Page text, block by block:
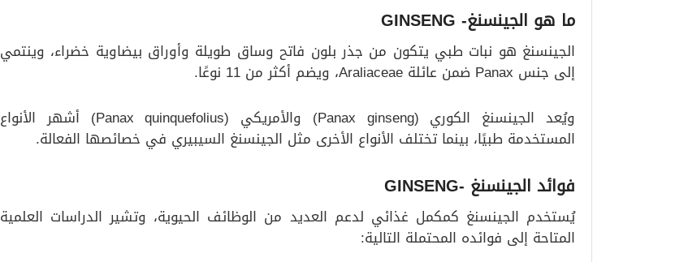
ما هو الجينسنغ- GINSENG
الجينسنغ هو نبات طبي يتكون من جذر بلون فاتح وساق طويلة وأوراق بيضاوية خضراء، وينتمي
إلى جنس Panax ضمن عائلة Araliaceae، ويضم أكثر من 11 نوعًا.
ويُعد الجينسنغ الكوري (Panax ginseng) والأمريكي (Panax quinquefolius) أشهر الأنواع
المستخدمة طبيًا، بينما تختلف الأنواع الأخرى مثل الجينسنغ السيبيري في خصائصها الفعالة.
فوائد الجينسنغ -GINSENG
يُستخدم الجينسنغ كمكمل غذائي لدعم العديد من الوظائف الحيوية، وتشير الدراسات العلمية
المتاحة إلى فوائده المحتملة التالية: